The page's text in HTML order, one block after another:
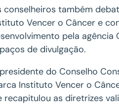
conselheiros também
Vencer o Câncer e
pela
de divulgação.
do Conselho
Instituto Vencer o
recapitulou as diretrizes